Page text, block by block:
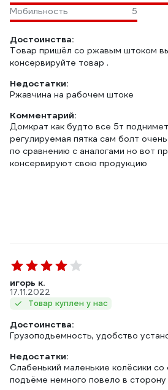
Мобильность
5
Достоинства:
Товар пришёл со ржавым штоком
консервируйте товар .
Недостатки:
Ржавчина на рабочем штоке
Комментарий:
Домкрат как будто все 5т
регулируемая пятка сам болт
по сравнению с аналогами но вот
консервируют свою продукцию
игорь к.
17.11.2022
Товар куплен у нас
Достоинства:
Грузоподьемность, удобство
Недостатки:
Слабенький маленькие колёсики
подъёме немного повело в сторону